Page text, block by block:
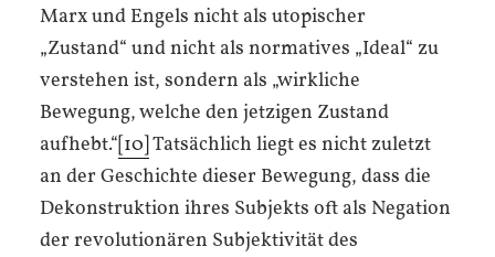
Marx und Engels nicht als utopischer
„Zustand“ und nicht als normatives „Ideal“ zu
verstehen ist, sondern als „wirkliche
Bewegung, welche den jetzigen Zustand
aufhebt.“[10]Tatsächlich liegt es nicht zuletzt
an der Geschichte dieser Bewegung, dass die
Dekonstruktion ihres Subjekts oft als Negation
der revolutionären Subjektivität des